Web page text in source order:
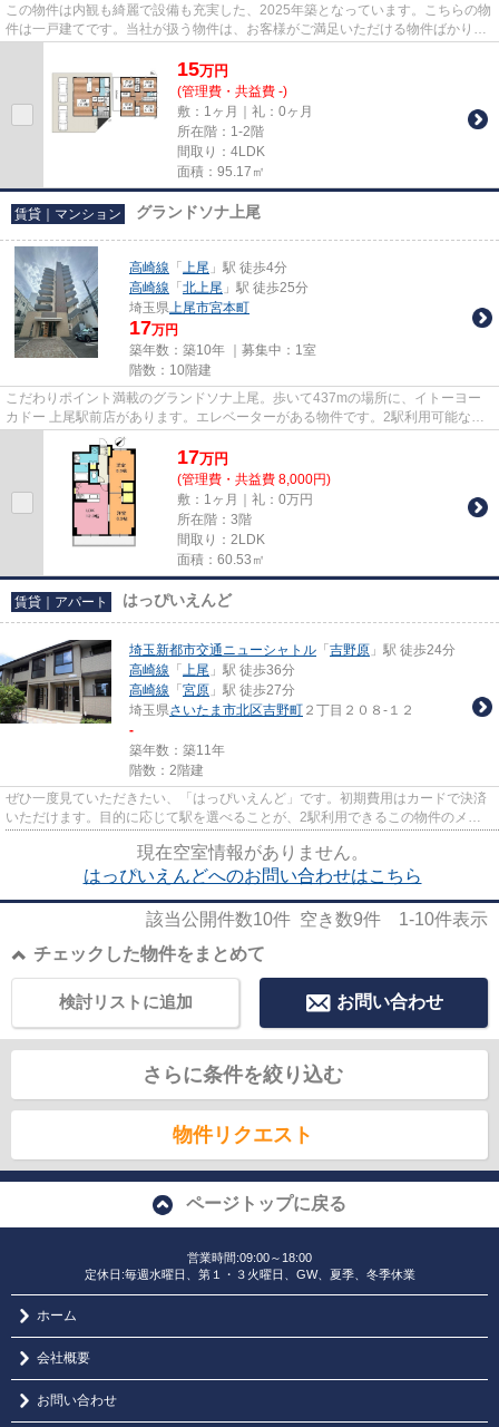
この物件は内観も綺麗で設備も充実した、2025年築となっています。こちらの物
件は一戸建てです。当社が扱う物件は、お客様がご満足いただける物件ばかりと
15万円
(管理費・共益費 -)
敷：1ヶ月｜礼：0ヶ月
所在階：1-2階
間取り：4LDK
面積：95.17㎡
賃貸｜マンション グランドソナ上尾
高崎線 「 上尾 」駅 徒歩4分
高崎線 「 北上尾 」駅 徒歩25分
埼玉県上尾市宮本町
17万円
築年数：築10年 ｜募集中： 1室
階数：10階建
こだわりポイント満載のグランドソナ上尾。歩いて437mの場所に、イトーヨー
カドー 上尾駅前店があります。エレベーターがある物件です。2駅利用可能な利
便性の高いマンションです。上...
17万円
(管理費・共益費 8,000円)
敷：1ヶ月｜礼：0万円
所在階：3階
間取り：2LDK
面積：60.53㎡
賃貸｜アパート はっぴいえんど
埼玉新都市交通ニューシャトル 「 吉野原 」駅 徒歩24分
高崎線 「 上尾 」駅 徒歩36分
高崎線 「 宮原 」駅 徒歩27分
埼玉県さいたま市北区吉野町 ２丁目２０８-１２
-
築年数：築11年
階数：2階建
ぜひ一度見ていただきたい、「はっぴいえんど」です。初期費用はカードで決済
いただけます。目的に応じて駅を選べることが、2駅利用できるこの物件のメリ
現在空室情報がありません。
はっぴいえんどへのお問い合わせはこちら
該当公開件数10件 空き数9件 1-10件表示
チェックした物件をまとめて
お問い合わせ
検討リストに追加
さらに条件を絞り込む
物件リクエスト
ページトップに戻る
営業時間:09:00～18:00
定休日:毎週水曜日、第１・３火曜日、GW、夏季、冬季休業
ホーム
会社概要
お問い合わせ